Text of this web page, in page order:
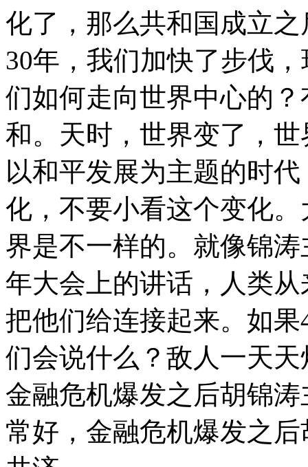
化了，那么共和国成立
30年，我们加快了步伐
们如何走向世界中心的
和。天时，世界变了，
以和平发展为主题的时
化，不要小看这个变化
界是不一样的。就像锦
年大会上的讲话，人类
把他们给连接起来。如
们会说什么？敌人一天
金融危机爆发之后胡锦
常好，金融危机爆发之